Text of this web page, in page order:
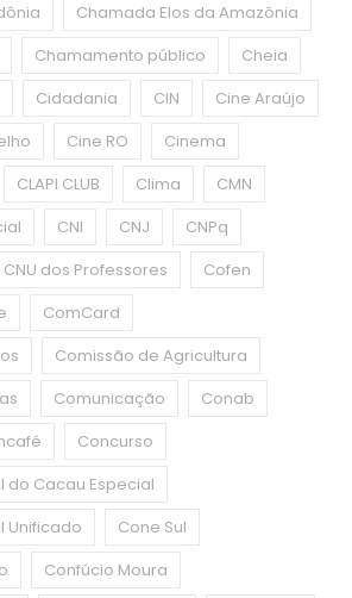
Chamada Elos da Amazônia
Chamamento público
Cheia
Cidadania CIN
Cine Araújo
Cine RO
Cinema
CLAPI CLUB Clima
CMN
CNI CNJ
CNPq
CNU dos Professores
Cofen
ComCard
Comissão de Agricultura
Comunicação
Conab
Concurso
do Cacau Especial
Unificado
Cone Sul
Confúcio Moura